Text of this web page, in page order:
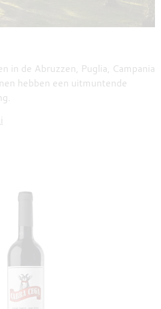
in de Abruzzen, Puglia, Campania
hebben een uitmuntende